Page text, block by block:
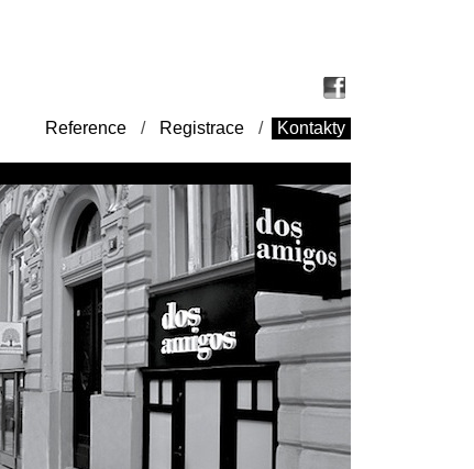
Reference / Registrace / Kontakty